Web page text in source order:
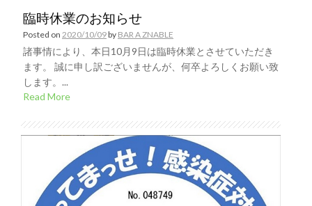
臨時休業のお知らせ
Posted on 2020/10/09by BAR A ZNABLE
諸事情により、本日10月9日は臨時休業とさせていただき
ます。 誠に申し訳ございませんが、何卒よろしくお願い致
します。...
Read More